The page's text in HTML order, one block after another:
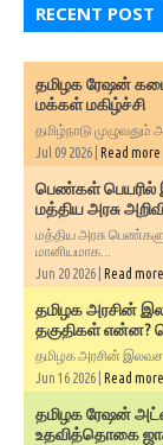
RECENT POST
தமிழக ரேஷன்
மக்கள் மகிழ்ச்சி
தமிழ்நாடு முழுவதும்
Jul 09 2026 | Read more
பெண்கள் பெயரில்
மத்திய அரசு
மத்திய அரசு
மானியமாக...
Jun 20 2026 | Read more
தமிழக அரசின்
தகுதிகள் என்ன?
தமிழக அரசின் இலவச
Jun 16 2026 | Read more
தமிழக ரேஷன்
உதவித்தொகை